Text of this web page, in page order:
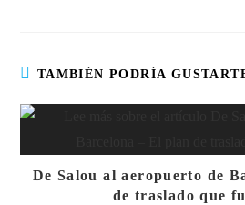
TAMBIÉN PODRÍA
De Salou al aeropuerto de
de traslado que